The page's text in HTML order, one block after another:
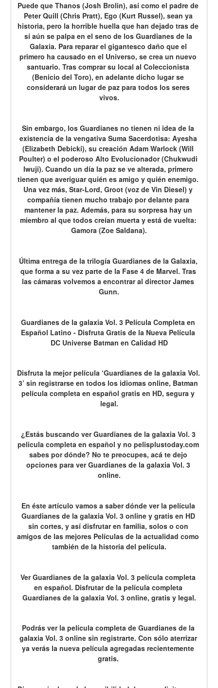
Puede que Thanos (Josh Brolin), así como el padre de
Peter Quill (Chris Pratt), Ego (Kurt Russel), sean ya
historia, pero la horrible huella que han dejado tras de
sí aún se palpa en el seno de los Guardianes de la
Galaxia. Para reparar el gigantesco daño que el
primero ha causado en el Universo, se crea un nuevo
santuario. Tras comprar su local al Coleccionista
(Benicio del Toro), en adelante dicho lugar se
considerará un lugar de paz para todos los seres
vivos.
Sin embargo, los Guardianes no tienen ni idea de la
existencia de la vengativa Suma Sacerdotisa: Ayesha
(Elizabeth Debicki), su creación Adam Warlock (Will
Poulter) o el poderoso Alto Evolucionador (Chukwudi
Iwuji). Cuando un día la paz se ve alterada, primero
tienen que averiguar quién es amigo y quién enemigo.
Una vez más, Star-Lord, Groot (voz de Vin Diesel) y
compañía tienen mucho trabajo por delante para
mantener la paz. Además, para su sorpresa hay un
miembro al que todos creían muerta y está de vuelta:
Gamora (Zoe Saldana).
Última entrega de la trilogía Guardianes de la Galaxia,
que forma a su vez parte de la Fase 4 de Marvel. Tras
las cámaras volvemos a encontrar al director James
Gunn.
Guardianes de la galaxia Vol. 3 Película Completa en
Español Latino - Disfruta Gratis de la Nueva Película
DC Universe Batman en Calidad HD
Disfruta la mejor película ‘Guardianes de la galaxia Vol.
3’ sin registrarse en todos los idiomas online, Batman
película completa en español gratis en HD, segura y
legal.
¿Estás buscando ver Guardianes de la galaxia Vol. 3
pelicula completa en español y no pelisplustoday.com
sabes por dónde? No te preocupes, acá te dejo
opciones para ver Guardianes de la galaxia Vol. 3
online.
En éste artículo vamos a saber dónde ver la película
Guardianes de la galaxia Vol. 3 online y gratis en HD
sin cortes, y así disfrutar en familia, solos o con
amigos de las mejores Películas de la actualidad como
también de la historia del película.
Ver Guardianes de la galaxia Vol. 3 película completa
en español. Disfrutar de la película completa
Guardianes de la galaxia Vol. 3 online, gratis y legal.
Podrás ver la película completa de Guardianes de la
galaxia Vol. 3 online sin registrarte. Con sólo aterrizar
ya verás la nueva película agregadas recientemente
gratis.